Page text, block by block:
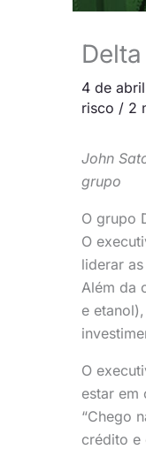
4 de
risco / 2
John
grupo
O grupo
O
liderar
Além da
e
O
estar em
“Chego
crédito e